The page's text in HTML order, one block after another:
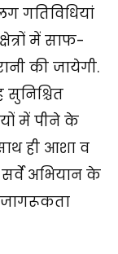
गतिविधियां
में साफ-
की जायेगी.
में पीने के
ही आशा व
सर्वे अभियान के
जागरूकता